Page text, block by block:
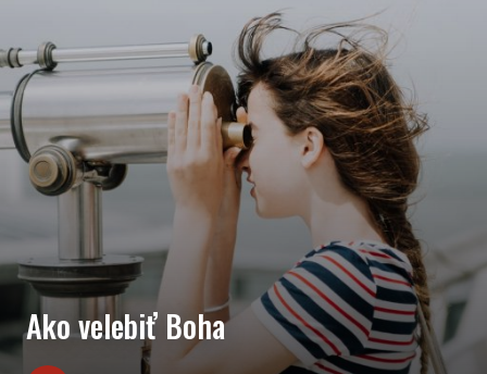
Ako velebiť Boha